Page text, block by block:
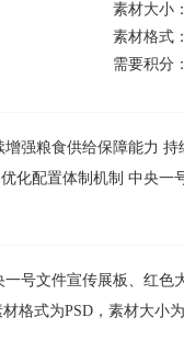
素材大小
素材格式
需要积分：
增强粮食供给保障能力 持
化配置体制机制 中央一
号文件宣传展板、红
格式为PSD，素材大小